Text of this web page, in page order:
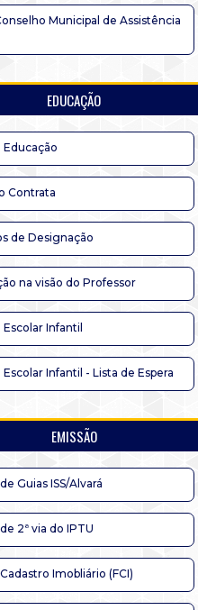
Municipal de Assistência
EDUCAÇÃO
Contrata
de Designação
na visão do Professor
Infantil
Infantil - Lista de Espera
EMISSÃO
Guias ISS/Alvará
2ª via do IPTU
Imobliário (FCI)